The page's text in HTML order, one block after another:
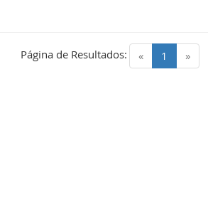
« 1 (current)
»
Página de Resultados: